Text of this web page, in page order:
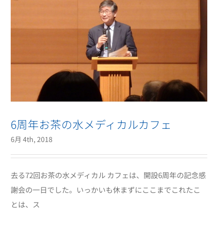
6周年お茶の水メディカルカフェ
6月 4th, 2018
去る72回お茶の水メディカル カフェは、開設6周年の記念感
謝会の一日でした。いっかいも休まずにここまでこれたこ
とは、ス